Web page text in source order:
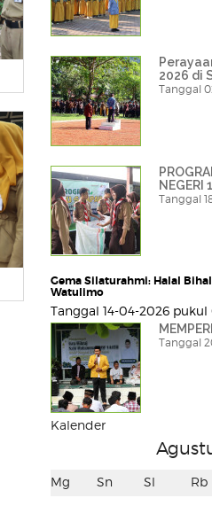
2026 di
Tanggal
NEGERI
Tanggal
Gema Silaturahmi: Halal
Watulimo
Tanggal 14-04-2026 pukul
Tanggal
Kalender
Mg Sn Sl Rb